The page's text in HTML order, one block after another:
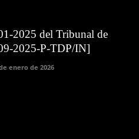
2025 del Tribunal de
2025-P-TDP/IN]
enero de 2026